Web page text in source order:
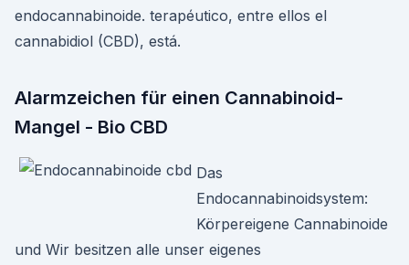
endocannabinoide. terapéutico, entre ellos el
cannabidiol (CBD), está.
Alarmzeichen für einen Cannabinoid-
Mangel - Bio CBD
Das
Endocannabinoidsystem:
Körpereigene Cannabinoide
und Wir besitzen alle unser eigenes